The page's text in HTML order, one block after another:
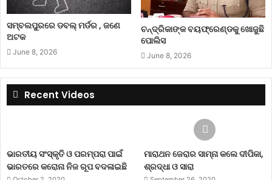
ସମ୍ବଲପୁରରେ ଡବଲ୍ ମର୍ଡର , ଜଣେ
ଅଟକ
June 8, 2026
ଚନ୍ଦ୍ରିକାଙ୍କ ବୟଫ୍ରେଣ୍ଡକୁ ଖୋଜୁଛି
ପୋଲିସ
June 8, 2026
Recent Videos
ଭାରତୀୟ ସଂସ୍କୃତି ଓ ପରମ୍ପରା ପାଇଁ
ଭାରତରେ କରୋନା ନିଜ ରୂପ ବଦଳାଇଛି
ମାରାଥନ ଜେରାର ସାମ୍ନା କଲେ ଦୀପିକା,
ଶ୍ରଦ୍ଧା ଓ ସାରା